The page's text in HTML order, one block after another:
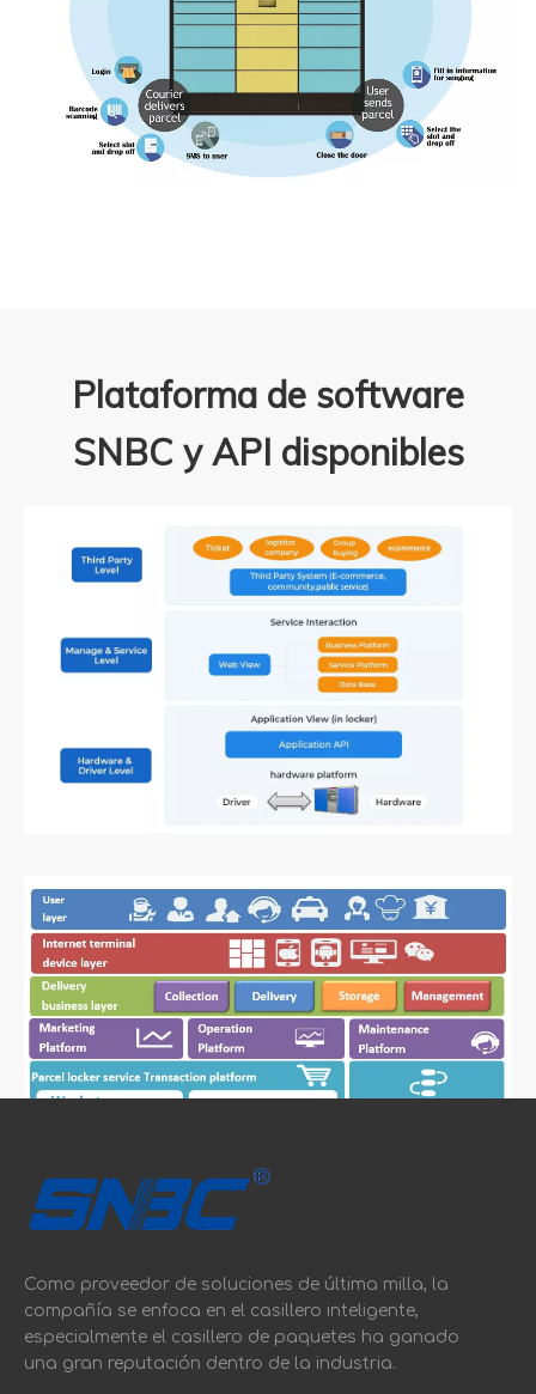
Plataforma de software
SNBC y API disponibles
Como proveedor de soluciones de última milla, la
compañía se enfoca en el casillero inteligente,
especialmente el casillero de paquetes ha ganado
una gran reputación dentro de la industria.